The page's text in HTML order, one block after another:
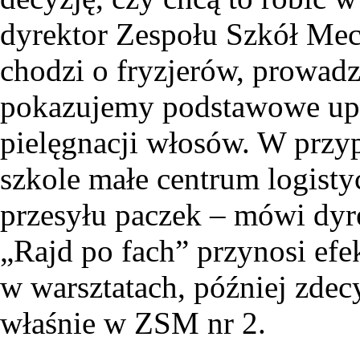
dyrektor Zespołu Szkół
chodzi o fryzjerów,
pokazujemy podstawowe
pielęgnacji włosów. W
szkole małe centrum
przesyłu paczek – mówi
„Rajd po fach” przynosi
w warsztatach, później
właśnie w ZSM nr 2.